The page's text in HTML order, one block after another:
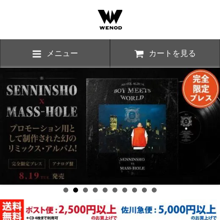
メニュー カートを見る